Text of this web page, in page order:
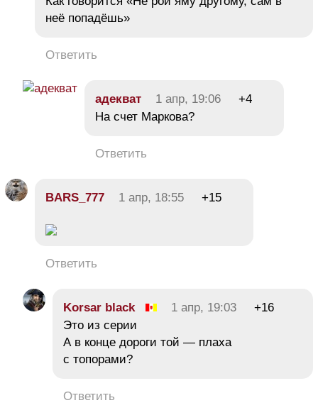
неё попадёшь»
Ответить
адекват 1 апр, 19:06
+4
На счет Маркова?
Ответить
BARS_777 1 апр, 18:55 +15
Ответить
Korsar black 1 апр, 19:03
+16
Это из серии
А в конце дороги той — плаха
с топорами?
Ответить